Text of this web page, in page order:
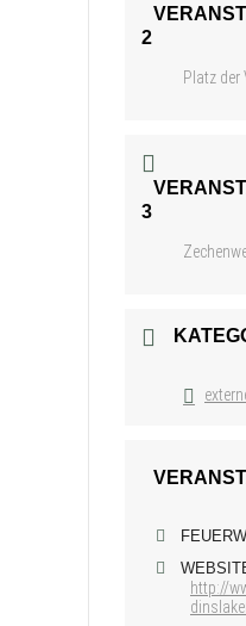
2
Platz der
3
http://